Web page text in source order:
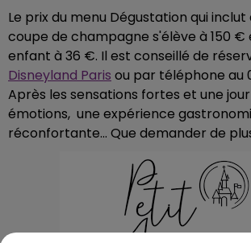
Le prix du menu Dégustation qui inclut
coupe de champagne s'élève à 150 €
enfant à 36 €. Il est conseillé de
Disneyland Paris ou par téléphone au
Après les sensations fortes et une
émotions, une expérience
réconfortante... Que demander de